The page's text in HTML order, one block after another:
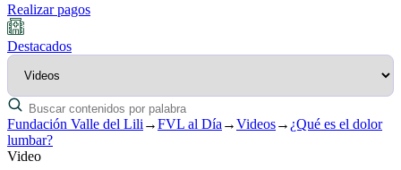
Realizar pagos
Destacados
Fundación Valle del Lili →FVL al Día →Videos→ ¿Qué es el dolor
lumbar?
Video